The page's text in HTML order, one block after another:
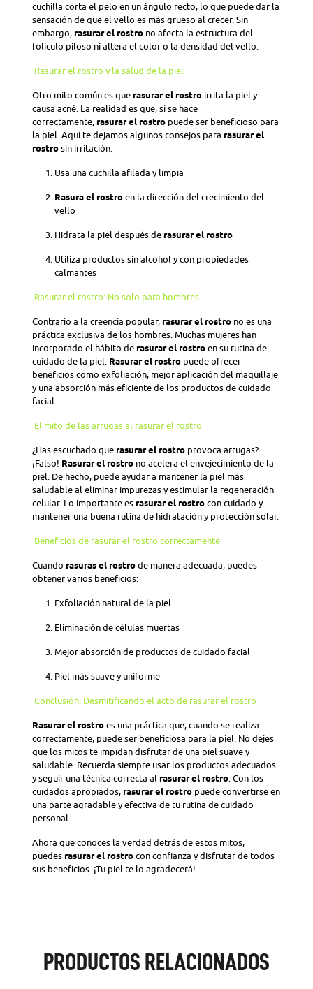
cuchilla corta el pelo en un ángulo recto, lo que puede dar la
sensación de que el vello es más grueso al crecer. Sin
embargo, rasurar el rostro no afecta la estructura del
folículo piloso ni altera el color o la densidad del vello.
Rasurar el rostro y la salud de la piel
Otro mito común es que rasurar el rostro irrita la piel y
causa acné. La realidad es que, si se hace
correctamente, rasurar el rostro puede ser beneficioso para
la piel. Aquí te dejamos algunos consejos para rasurar el
rostro sin irritación:
Usa una cuchilla afilada y limpia
Rasura el rostro en la dirección del crecimiento del
vello
Hidrata la piel después de rasurar el rostro
Utiliza productos sin alcohol y con propiedades
calmantes
Rasurar el rostro: No solo para hombres
Contrario a la creencia popular, rasurar el rostro no es una
práctica exclusiva de los hombres. Muchas mujeres han
incorporado el hábito de rasurar el rostro en su rutina de
cuidado de la piel. Rasurar el rostro puede ofrecer
beneficios como exfoliación, mejor aplicación del maquillaje
y una absorción más eficiente de los productos de cuidado
facial.
El mito de las arrugas al rasurar el rostro
¿Has escuchado que rasurar el rostro provoca arrugas?
¡Falso! Rasurar el rostro no acelera el envejecimiento de la
piel. De hecho, puede ayudar a mantener la piel más
saludable al eliminar impurezas y estimular la regeneración
celular. Lo importante es rasurar el rostro con cuidado y
mantener una buena rutina de hidratación y protección solar.
Beneficios de rasurar el rostro correctamente
Cuando rasuras el rostro de manera adecuada, puedes
obtener varios beneficios:
Exfoliación natural de la piel
Eliminación de células muertas
Mejor absorción de productos de cuidado facial
Piel más suave y uniforme
Conclusión: Desmitificando el acto de rasurar el rostro
Rasurar el rostro es una práctica que, cuando se realiza
correctamente, puede ser beneficiosa para la piel. No dejes
que los mitos te impidan disfrutar de una piel suave y
saludable. Recuerda siempre usar los productos adecuados
y seguir una técnica correcta al rasurar el rostro . Con los
cuidados apropiados, rasurar el rostro puede convertirse en
una parte agradable y efectiva de tu rutina de cuidado
personal.
Ahora que conoces la verdad detrás de estos mitos,
puedes rasurar el rostro con confianza y disfrutar de todos
sus beneficios. ¡Tu piel te lo agradecerá!
PRODUCTOS RELACIONADOS